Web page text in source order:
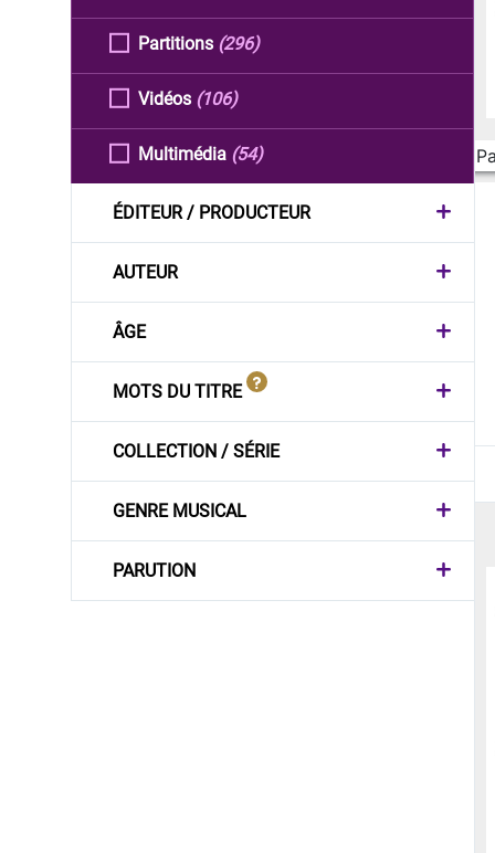
Partitions (296)
Vidéos (106)
Multimédia (54)
ÉDITEUR / PRODUCTEUR
AUTEUR
ÂGE
MOTS DU TITRE
COLLECTION / SÉRIE
GENRE MUSICAL
PARUTION